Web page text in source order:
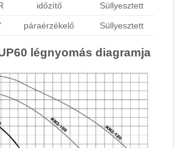
időzítő Süllyesztett
páraérzékelő Süllyesztett
légnyomás diagramja